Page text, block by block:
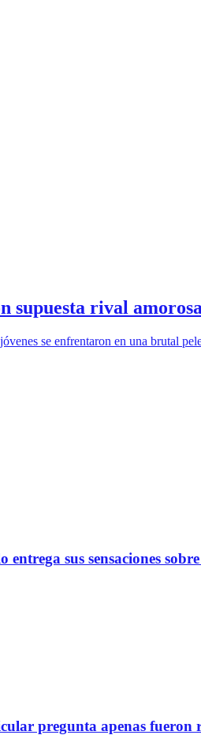
supuesta rival
se enfrentaron en una brutal
sus sensaciones
pregunta apenas fueron